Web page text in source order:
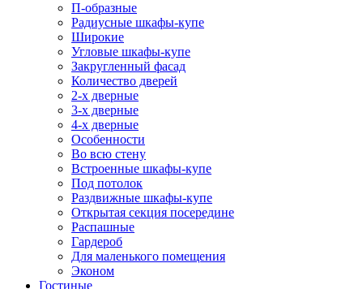
П-образные
Радиусные шкафы-купе
Широкие
Угловые шкафы-купе
Закругленный фасад
Количество дверей
2-х дверные
3-х дверные
4-х дверные
Особенности
Во всю стену
Встроенные шкафы-купе
Под потолок
Раздвижные шкафы-купе
Открытая секция посередине
Распашные
Гардероб
Для маленького помещения
Эконом
Гостиные